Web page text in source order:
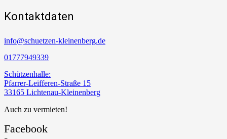
Kontaktdaten
info@schuetzen-kleinenberg.de
01777949339
Schützenhalle:
Pfarrer-Leifferen-Straße 15
33165 Lichtenau-Kleinenberg
Auch zu vermieten!
Facebook